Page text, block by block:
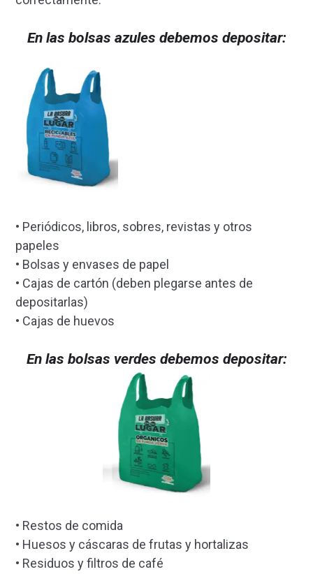
En las bolsas azules debemos depositar:
• Periódicos, libros, sobres, revistas y otros
papeles
• Bolsas y envases de papel
• Cajas de cartón (deben plegarse antes de
depositarlas)
• Cajas de huevos
En las bolsas verdes debemos depositar:
• Restos de comida
• Huesos y cáscaras de frutas y hortalizas
• Residuos y filtros de café